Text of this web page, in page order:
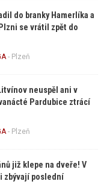
do branky Hamerlíka a
se vrátil zpět do
- Plzeň
neuspěl ani v
Pardubice ztrácí
- Plzeň
již klepe na dveře! V
zbývají poslední